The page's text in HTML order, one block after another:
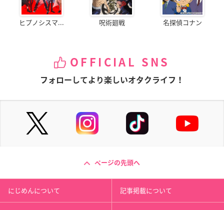
ヒプノシスマ... 呪術廻戦 名探偵コナン
OFFICIAL SNS
フォローしてより楽しいオタクライフ！
ページの先頭へ
にじめんについて 記事掲載について